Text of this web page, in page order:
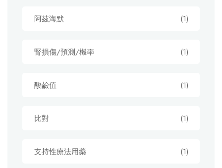
阿茲海默 (1)
腎損傷/預測/機率 (1)
酸鹼值 (1)
比對 (1)
支持性療法用藥 (1)